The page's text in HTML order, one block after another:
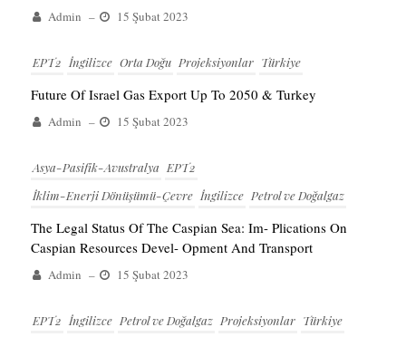
Admin – 15 Şubat 2023
EPT2 İngilizce Orta Doğu Projeksiyonlar Türkiye
Future Of Israel Gas Export Up To 2050 & Turkey
Admin – 15 Şubat 2023
Asya-Pasifik-Avustralya EPT2
İklim-Enerji Dönüşümü-Çevre İngilizce Petrol ve Doğalgaz
The Legal Status Of The Caspian Sea: Im- Plications On
Caspian Resources Devel- Opment And Transport
Admin – 15 Şubat 2023
EPT2 İngilizce Petrol ve Doğalgaz Projeksiyonlar Türkiye